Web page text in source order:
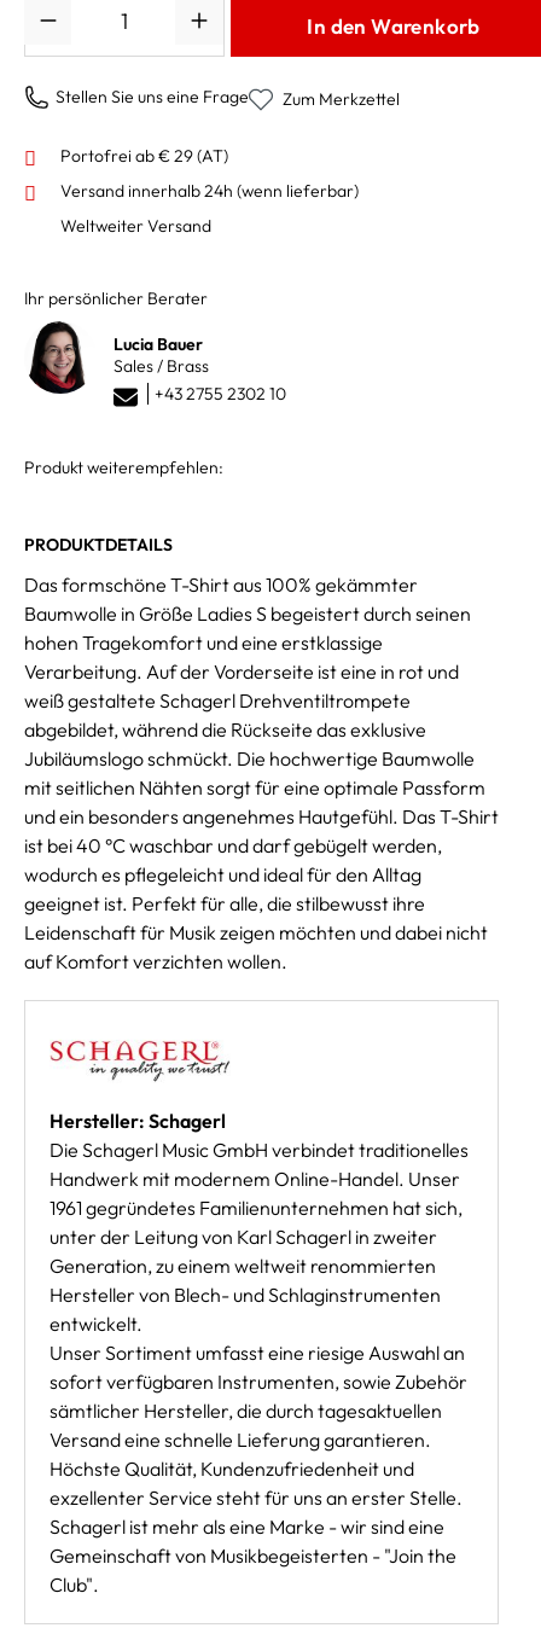
In den Warenkorb
Stellen Sie uns eine Frage Zum Merkzettel
Portofrei ab € 29 (AT)
Versand innerhalb 24h (wenn lieferbar)
Weltweiter Versand
Ihr persönlicher Berater
Lucia Bauer
Sales / Brass
+43 2755 2302 10
Produkt weiterempfehlen:
PRODUKTDETAILS
Das formschöne T-Shirt aus 100% gekämmter
Baumwolle in Größe Ladies S begeistert durch seinen
hohen Tragekomfort und eine erstklassige
Verarbeitung. Auf der Vorderseite ist eine in rot und
weiß gestaltete Schagerl Drehventiltrompete
abgebildet, während die Rückseite das exklusive
Jubiläumslogo schmückt. Die hochwertige Baumwolle
mit seitlichen Nähten sorgt für eine optimale Passform
und ein besonders angenehmes Hautgefühl. Das T-Shirt
ist bei 40 °C waschbar und darf gebügelt werden,
wodurch es pflegeleicht und ideal für den Alltag
geeignet ist. Perfekt für alle, die stilbewusst ihre
Leidenschaft für Musik zeigen möchten und dabei nicht
auf Komfort verzichten wollen.
Hersteller: Schagerl
Die Schagerl Music GmbH verbindet traditionelles
Handwerk mit modernem Online-Handel. Unser
1961 gegründetes Familienunternehmen hat sich,
unter der Leitung von Karl Schagerl in zweiter
Generation, zu einem weltweit renommierten
Hersteller von Blech- und Schlaginstrumenten
entwickelt.
Unser Sortiment umfasst eine riesige Auswahl an
sofort verfügbaren Instrumenten, sowie Zubehör
sämtlicher Hersteller, die durch tagesaktuellen
Versand eine schnelle Lieferung garantieren.
Höchste Qualität, Kundenzufriedenheit und
exzellenter Service steht für uns an erster Stelle.
Schagerl ist mehr als eine Marke - wir sind eine
Gemeinschaft von Musikbegeisterten - "Join the
Club".